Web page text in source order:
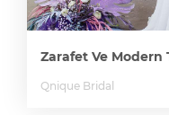
Zarafet Ve Modern
Qnique Bridal